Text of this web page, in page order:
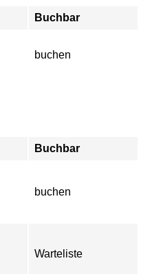
Buchbar
buchen
Buchbar
buchen
Warteliste